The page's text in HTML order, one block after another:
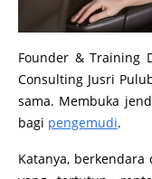
Founder & Training
Consulting Jusri
sama. Membuka
bagi pengemudi.
Katanya,